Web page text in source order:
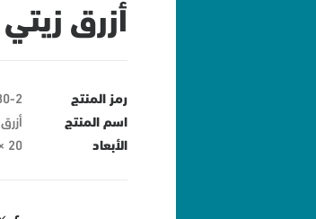
أزرق زيتي
رمز المنتج
2
اسم المنتج
الأبعاد
20 × 50